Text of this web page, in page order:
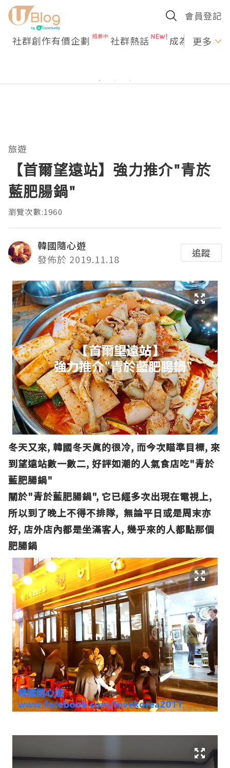
會員登記
社群創作有價企劃 社群熱話 成為U更多
旅遊
【首爾望遠站】強力推介"青於
藍肥腸鍋"
瀏覽次數:1960
韓國隨心遊
發佈於 2019.11.18
追蹤
冬天又來, 韓國冬天眞的很冷, 而今次瞄準目標, 來
到望遠站數一數二, 好評如潮的人氣食店吃"青於
藍肥腸鍋"
關於"青於藍肥腸鍋", 它已經多次出現在電視上,
所以到了晚上不得不排隊, 無論平日或是周末亦
好, 店外店內都是坐滿客人, 幾乎來的人都點那個
肥腸鍋